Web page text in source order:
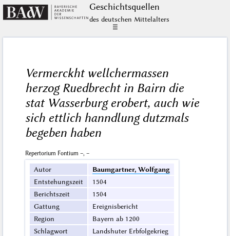
Geschichts­quellen
des deutschen Mittelalters
☰
Vermerckht wellchermassen
herzog Ruedbrecht in Bairn die
stat Wasserburg erobert, auch wie
sich ettlich hanndlung dutzmals
begeben haben
Repertorium Fontium –, –
Autor
Baumgartner, Wolfgang
Entstehungszeit
1504
Berichtszeit
1504
Gattung
Ereignisbericht
Region
Bayern ab 1200
Schlagwort
Landshuter Erbfolgekrieg